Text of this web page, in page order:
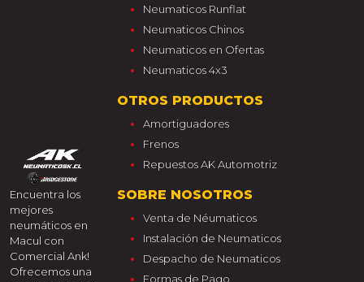
Encuentra los
mejores
neumáticos en
Macul con
Comercial Ank!
Ofrecemos una
Neumaticos Runflat
Neumaticos Chinos
Neumaticos en Ofertas
Neumaticos 4x3
OTROS PRODUCTOS
Amortiguadores
Frenos
Repuestos AK Automotriz
SOBRE NOSOTROS
Venta de Néumaticos
Instalación de Neumaticos
Despacho de Neumaticos
Formas de Pago